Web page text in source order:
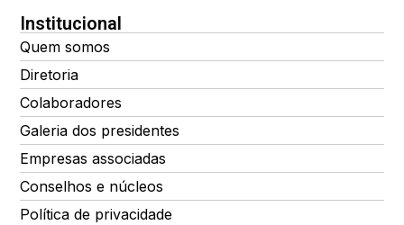
Institucional
Quem somos
Diretoria
Colaboradores
Galeria dos presidentes
Empresas associadas
Conselhos e núcleos
Política de privacidade